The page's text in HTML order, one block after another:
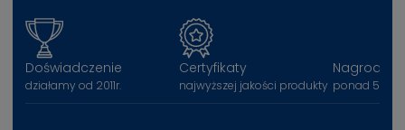
Doświadczenie
działamy od 2011r.
Certyfikaty
najwyższej jakości produkty
Nagrody
ponad 50